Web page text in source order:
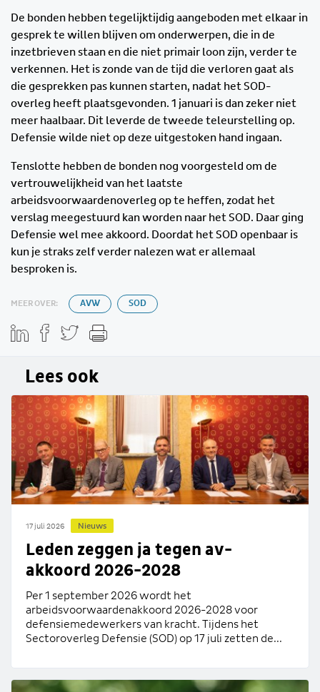
De bonden hebben tegelijktijdig aangeboden met elkaar in
gesprek te willen blijven om onderwerpen, die in de
inzetbrieven staan en die niet primair loon zijn, verder te
verkennen. Het is zonde van de tijd die verloren gaat als
die gesprekken pas kunnen starten, nadat het SOD-
overleg heeft plaatsgevonden. 1 januari is dan zeker niet
meer haalbaar. Dit leverde de tweede teleurstelling op.
Defensie wilde niet op deze uitgestoken hand ingaan.
Tenslotte hebben de bonden nog voorgesteld om de
vertrouwelijkheid van het laatste
arbeidsvoorwaardenoverleg op te heffen, zodat het
verslag meegestuurd kan worden naar het SOD. Daar ging
Defensie wel mee akkoord. Doordat het SOD openbaar is
kun je straks zelf verder nalezen wat er allemaal
besproken is.
MEER OVER: AVW SOD
Lees ook
17 juli 2026 Nieuws
Leden zeggen ja tegen av-
akkoord 2026-2028
Per 1 september 2026 wordt het
arbeidsvoorwaardenakkoord 2026-2028 voor
defensiemedewerkers van kracht. Tijdens het
Sectoroverleg Defensie (SOD) op 17 juli zetten de...